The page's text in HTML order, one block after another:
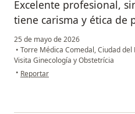
Excelente profesional,
tiene carisma y ética de
25 de mayo de 2026
• Torre Médica Comedal, Ciudad del
Visita Ginecología y Obstetrícia
• en opinión del usuario Camila
Reportar